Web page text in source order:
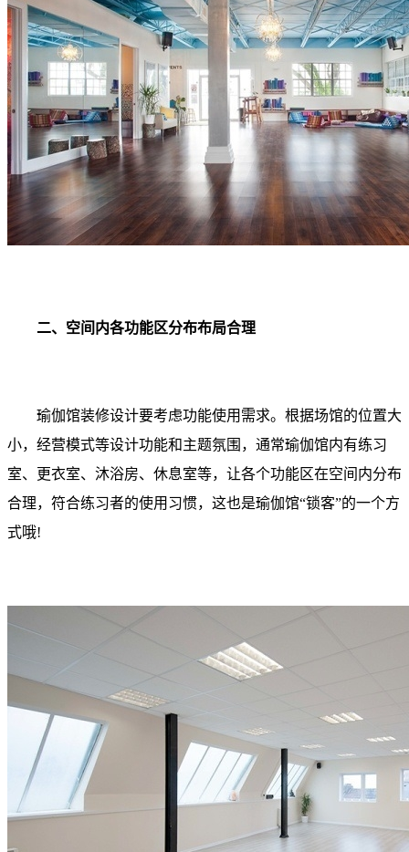
二、空间内各功能区分布布局合理
瑜伽馆装修设计要考虑功能使用需求。根据场馆的位置大
小，经营模式等设计功能和主题氛围，通常瑜伽馆内有练习
室、更衣室、沐浴房、休息室等，让各个功能区在空间内分布
合理，符合练习者的使用习惯，这也是瑜伽馆“锁客”的一个方
式哦!